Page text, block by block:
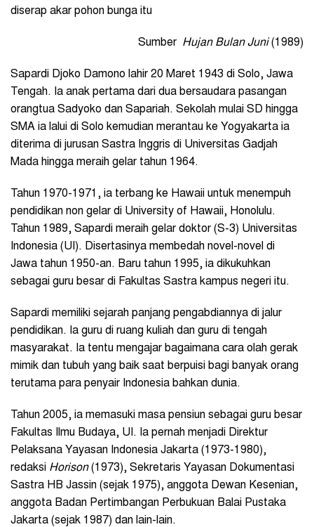
diserap akar pohon bunga itu
Sumber Hujan Bulan Juni(1989)
Sapardi Djoko Damono lahir 20 Maret 1943 di Solo, Jawa
Tengah. Ia anak pertama dari dua bersaudara pasangan
orangtua Sadyoko dan Sapariah. Sekolah mulai SD hingga
SMA ia lalui di Solo kemudian merantau ke Yogyakarta ia
diterima di jurusan Sastra Inggris di Universitas Gadjah
Mada hingga meraih gelar tahun 1964.
Tahun 1970-1971, ia terbang ke Hawaii untuk menempuh
pendidikan non gelar di University of Hawaii, Honolulu.
Tahun 1989, Sapardi meraih gelar doktor (S-3) Universitas
Indonesia (UI). Disertasinya membedah novel-novel di
Jawa tahun 1950-an. Baru tahun 1995, ia dikukuhkan
sebagai guru besar di Fakultas Sastra kampus negeri itu.
Sapardi memiliki sejarah panjang pengabdiannya di jalur
pendidikan. Ia guru di ruang kuliah dan guru di tengah
masyarakat. Ia tentu mengajar bagaimana cara olah gerak
mimik dan tubuh yang baik saat berpuisi bagi banyak orang
terutama para penyair Indonesia bahkan dunia.
Tahun 2005, ia memasuki masa pensiun sebagai guru besar
Fakultas Ilmu Budaya, UI. Ia pernah menjadi Direktur
Pelaksana Yayasan Indonesia Jakarta (1973-1980),
redaksi Horison(1973), Sekretaris Yayasan Dokumentasi
Sastra HB Jassin (sejak 1975), anggota Dewan Kesenian,
anggota Badan Pertimbangan Perbukuan Balai Pustaka
Jakarta (sejak 1987) dan lain-lain.